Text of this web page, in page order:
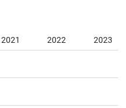
2021 2022
2023